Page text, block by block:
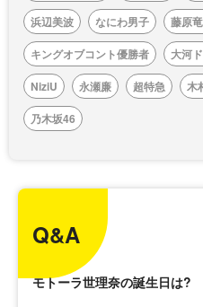
浜辺美波
なにわ男子 藤原
キングオブコント優勝者
大河
NiziU
永瀬廉 超特急 木
乃木坂46
Q&A
モトーラ世理奈の誕生日は?